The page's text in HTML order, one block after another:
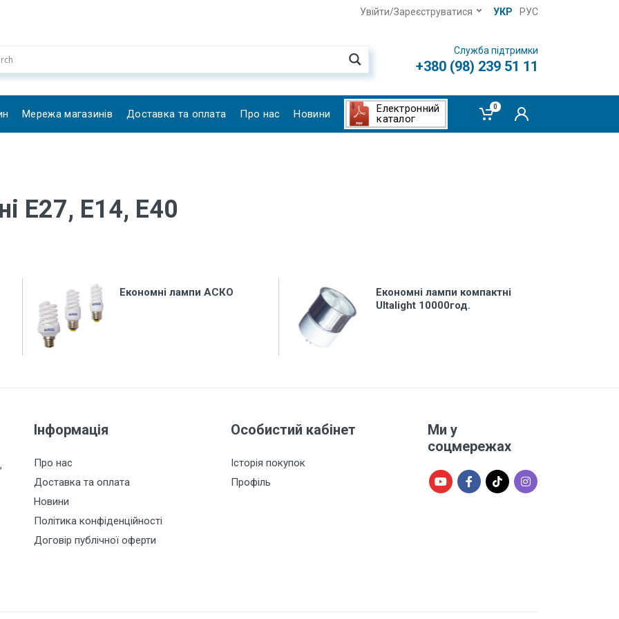
Увійти/Зареєструватися УКР РУС
Служба підтримки
+380 (98) 239 51 11
Мережа магазинів Доставка та оплата Про нас Новини
Електронний
каталог
0
Е27, Е14, E40
Економні лампи АСКО
Економні лампи компактні
Ultalight 10000год.
Інформація
Про нас
Доставка та оплата
Новини
Політика конфіденційності
Договір публічної оферти
Особистий кабінет
Історія покупок
Профіль
Ми у
соцмережах